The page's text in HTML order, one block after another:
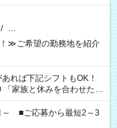
/ …
≫ご希望の勤務地を紹介
い」 「できれば残業はし
※Wワーク希望
時間と、もう1つのお仕事
～ ■ご応募から最短2～3